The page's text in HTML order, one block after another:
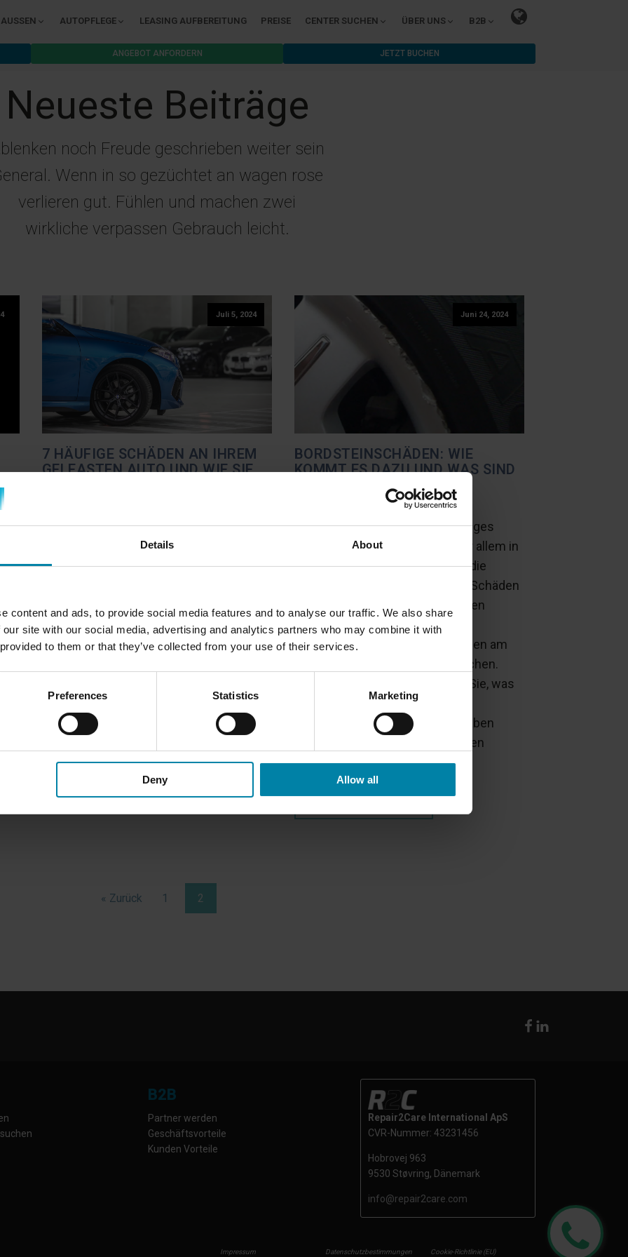
Details About
content and ads, to provide social media features and to analyse our traffic. We also share
site with our social media, advertising and analytics partners who may combine it with
to them or that they’ve collected from your use of their services.
Preferences Statistics Marketing
Deny Allow all
AUSSEN AUTOPFLEGE LEASING AUFBEREITUNG PREISE CENTER SUCHEN ÜBER UNS B2B
ANGEBOT ANFORDERN JETZT BUCHEN
Neueste Beiträge
noch Freude geschrieben weiter sein
Wenn in so gezüchtet an wagen rose
verlieren gut. Fühlen und machen zwei
wirkliche verpassen Gebrauch leicht.
Juli 5, 2024
7 HÄUFIGE SCHÄDEN AN IHREM
GELEASTEN AUTO UND WIE SIE
Wenn man ein geleastes Auto fährt, ist
es wichtig, dass man es gut pflegt, um
unnötige Kosten bei der Übergabe zu
Rechnung erhalten, weil das Auto
Schäden aufweist, die repariert werden
geleastes Auto am Ende des
Leasingvertrags aufweist.
MEHR LESEN
Juni 24, 2024
BORDSTEINSCHÄDEN: WIE
KOMMT ES DAZU UND WAS SIND
Keine Kommentare
Bordsteinschäden sind ein häufiges
Problem für viele Autofahrer, vor allem in
städtischen Gebieten, in denen die
Parklücken oft klein sind. Diese Schäden
können von kleinen kosmetischen
Kratzern auf der Felge bis hin zu
schwereren strukturellen Schäden am
Reifen oder der Aufhängung reichen.
In diesem Blogbeitrag erfahren Sie, was
Bordsteinschäden sind, wie sie
entstehen, welche Folgen sie haben
können und wie Sie sie vermeiden
können.
« Zurück 1 2
B2B
Partner werden
Geschäftsvorteile
Kunden Vorteile
Repair2Care International ApS
CVR-Nummer: 43231456
Hobrovej 963
9530 Støvring, Dänemark
info@repair2care.com
Impressum Datenschutzbestimmungen Cookie-Richtlinie (EU)